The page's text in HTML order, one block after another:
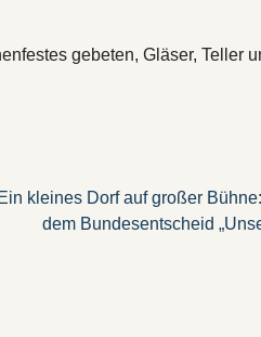
gebeten, Gläser, Teller
Ein kleines Dorf auf großer
dem Bundesentscheid